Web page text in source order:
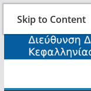
Skip to Content
Skip
content